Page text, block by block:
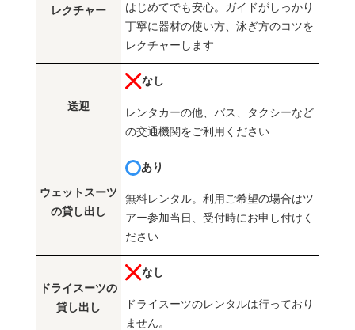
レクチャー
はじめてでも安心。ガイドがしっかり
丁寧に器材の使い方、泳ぎ方のコツを
レクチャーします
送迎
なし
レンタカーの他、バス、タクシーなど
の交通機関をご利用ください
ウェットスーツ
の貸し出し
あり
無料レンタル。利用ご希望の場合はツ
アー参加当日、受付時にお申し付けく
ださい
ドライスーツの
貸し出し
なし
ドライスーツのレンタルは行っており
ません。